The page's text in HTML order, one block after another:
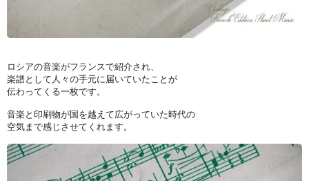
ロシアの音楽がフランスで紹介され、
楽譜として人々の手元に届いていたことが
伝わってくる一枚です。
音楽と印刷物が国を越えて広がっていた時代の
空気まで感じさせてくれます。